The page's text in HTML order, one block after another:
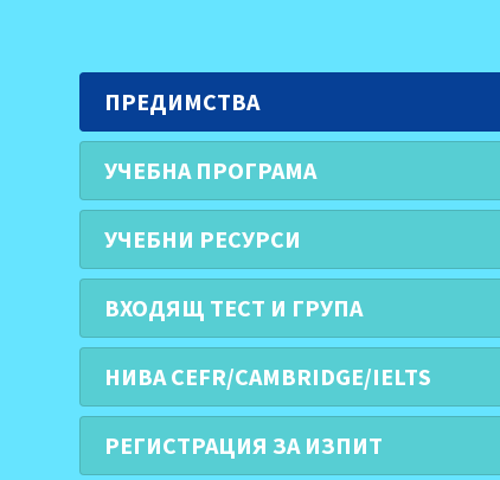
ПРЕДИМСТВА
УЧЕБНА ПРОГРАМА
УЧЕБНИ РЕСУРСИ
ВХОДЯЩ ТЕСТ И ГРУПА
НИВА CEFR/CAMBRIDGE/IELTS
РЕГИСТРАЦИЯ ЗА ИЗПИТ